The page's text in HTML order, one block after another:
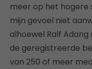
meer op het
mijn gevoel niet
alhoewel Ralf
de geregistreerde
van 250 of meer